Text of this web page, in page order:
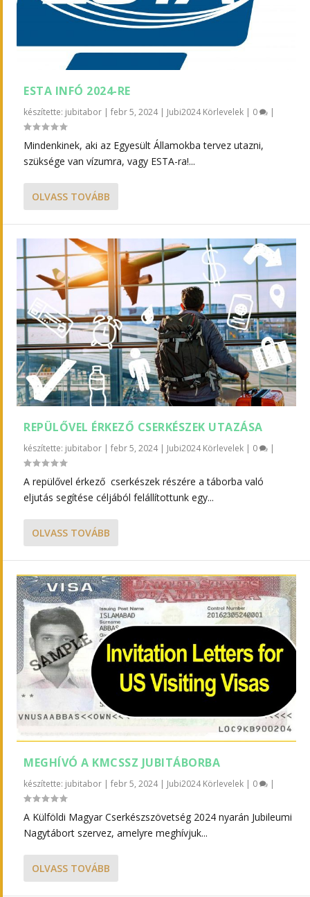
ESTA INFÓ 2024-RE
készítette: jubitabor |febr 5, 2024| Jubi2024 Körlevelek | 0 |
Mindenkinek, aki az Egyesült Államokba tervez utazni,
szüksége van vízumra, vagy ESTA-ra!...
OLVASS TOVÁBB
REPÜLŐVEL ÉRKEZŐ CSERKÉSZEK UTAZÁSA
készítette: jubitabor |febr 5, 2024| Jubi2024 Körlevelek | 0 |
A repülővel érkező cserkészek részére a táborba való
eljutás segítése céljából felállítottunk egy...
OLVASS TOVÁBB
MEGHÍVÓ A KMCSSZ JUBITÁBORBA
készítette: jubitabor |febr 5, 2024| Jubi2024 Körlevelek | 0 |
A Külföldi Magyar Cserkészszövetség 2024 nyarán Jubileumi
Nagytábort szervez, amelyre meghívjuk...
OLVASS TOVÁBB